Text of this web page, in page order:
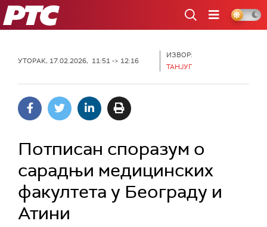
РТС
УТОРАК, 17.02.2026, 11:51 -> 12:16
ИЗВОР:
ТАНЈУГ
Потписан споразум о
сарадњи медицинских
факултета у Београду и
Атини